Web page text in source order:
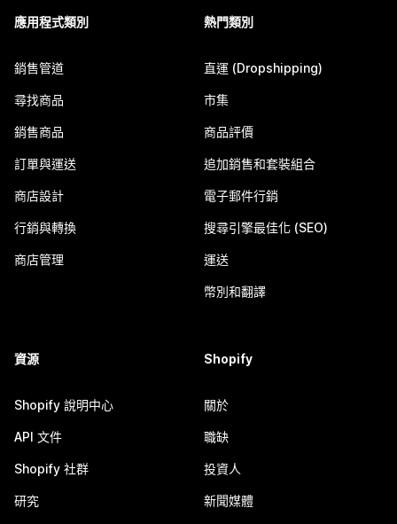
應用程式類別
銷售管道
尋找商品
銷售商品
訂單與運送
商店設計
行銷與轉換
商店管理
熱門類別
直運 (Dropshipping)
市集
商品評價
追加銷售和套裝組合
電子郵件行銷
搜尋引擎最佳化 (SEO)
運送
幣別和翻譯
資源
Shopify 說明中心
API 文件
Shopify 社群
研究
Shopify
關於
職缺
投資人
新聞媒體